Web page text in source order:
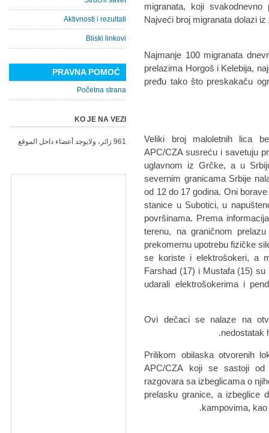
migranata, koji
Najveći broj migranata dolazi
Najmanje 100 migranata
prelazima Horgoš i Kelebija,
pređu tako što preskakaču
Veliki broj maloletnih lica
APC/CZA susreću i savetuju
uglavnom iz Grčke, a u
severnim granicama Srbije
od 12 do 17 godina. Oni
stanice u Subotici, u
površinama. Prema
terenu, na graničnom
prekomernu upotrebu fizičke
se koriste i elektrošokeri, a
Farshad (17) i Mustafa (15)
udarali elektrošokerima i
Ovi dečaci se nalaze na
nedostatak
Prilikom obilaska otvorenih
APC/CZA koji se sastoji od
razgovara sa izbeglicama o
prelasku granice, a izbeglice
kampovima,
Aktivnosti i rezultati
Bliski linkovi
PRAVNA POMOĆ
Početna strana
KO JE NA VEZI
961 زائر، ولايوجد أعضاء داخل الموقع